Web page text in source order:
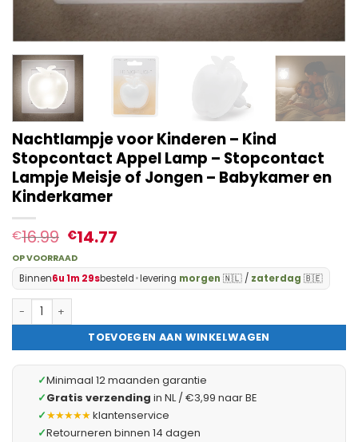
Nachtlampje voor Kinderen – Kind
Stopcontact Appel Lamp – Stopcontact
Lampje Meisje of Jongen – Babykamer en
Kinderkamer
€16.99 €14.77
OP VOORRAAD
Binnen6u 1m 28sbesteld•levering morgen 🇳🇱 / zaterdag 🇧🇪
Nachtlampje voor Kinderen - Kind Stopcontact Appel Lamp -
TOEVOEGEN AAN WINKELWAGEN
✓Minimaal 12 maanden garantie
✓Gratis verzending in NL / €3,99 naar BE
✓★★★★★klantenservice
✓Retourneren binnen 14 dagen